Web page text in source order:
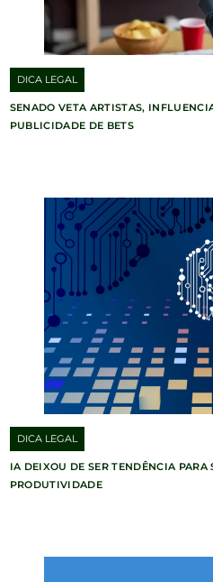
DICA LEGAL
SENADO VETA ARTISTAS,
PUBLICIDADE DE BETS
DICA LEGAL
IA DEIXOU DE SER TENDÊNCIA PARA
PRODUTIVIDADE